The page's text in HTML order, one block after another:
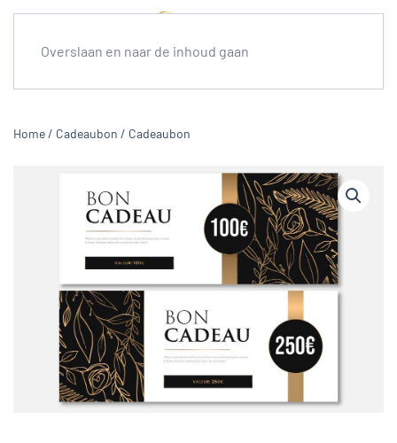
Overslaan en naar de inhoud gaan
Home / Cadeaubon / Cadeaubon